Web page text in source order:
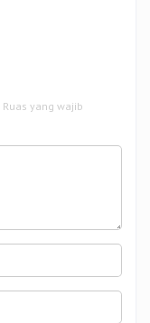
Ruas yang wajib